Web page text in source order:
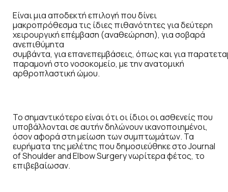
Είναι μια αποδεκτή επιλογή που δίνει
μακροπρόθεσμα τις ίδιες πιθανότητες για δεύτερη
χειρουργική επέμβαση (αναθεώρηση), για σοβαρά
ανεπιθύμητα
συμβάντα, γιαεπανεπεμβάσεις, όπως και για
παραμονή στο νοσοκομείο, με την ανατομική
αρθροπλαστική ώμου.
Το σημαντικότερο είναι ότι οι ίδιοι οι ασθενείς που
υποβάλλονται σε αυτήν δηλώνουν ικανοποιημένοι,
όσον αφορά στη μείωση των συμπτωμάτων. Τα
ευρήματα της μελέτης που δημοσιεύθηκε στο Journal
of Shoulder and Elbow Surgery νωρίτερα φέτος, το
επιβεβαίωσαν.